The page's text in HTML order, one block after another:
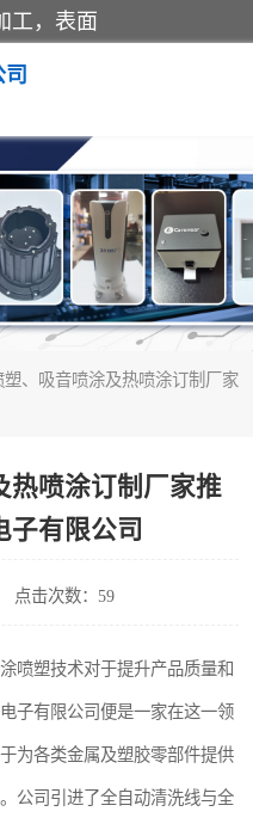
工，表面
塑、吸音喷涂及热喷涂订制厂家
热喷涂订制厂家推
子有限公司
点击次数：59
喷塑技术对于提升产品质量和
子有限公司便是一家在这一领
为各类金属及塑胶零部件提供
公司引进了全自动清洗线与全